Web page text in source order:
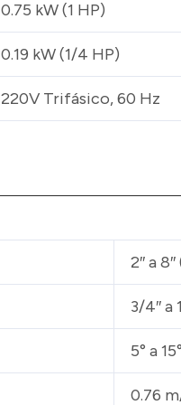
0.75 kW (1 HP)
0.19 kW (1/4 HP)
220V Trifásico, 60 Hz
2″ a
3/4″ a
5° a 15°
0.76